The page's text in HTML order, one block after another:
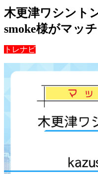
木更津ワシント
smoke様がマッ
トレナビ